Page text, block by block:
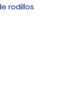
rodillos